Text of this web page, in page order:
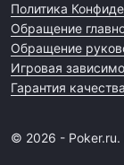
Политика
Обращение
Обращение
Игровая
Гарантия
© 2026 -